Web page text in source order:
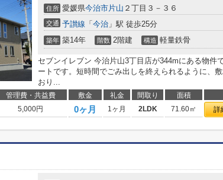
住所 愛媛県今治市片山 ２丁目３－３６
交通 予讃線 「 今治 」駅 徒歩25分
築年 築14年 階数 2階建 構造 軽量鉄骨
セブンイレブン 今治片山3丁目店が344mにある物件
ートです。短時間でごみ出しを終えられるように、
おり...
管理費・共益費 敷金 礼金 間取り 面積
5,000円 0ヶ月 1ヶ月 2LDK 71.60㎡ 詳